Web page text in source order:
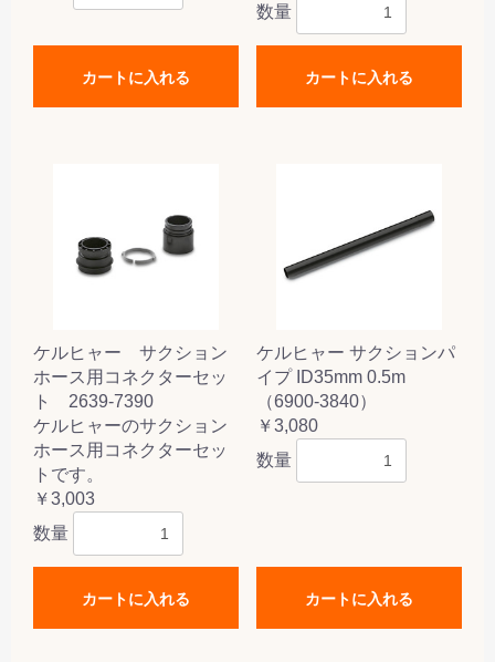
カートに入れる
数量
カートに入れる
ケルヒャー サクション
ホース用コネクターセッ
ト 2639-7390
ケルヒャーのサクション
ホース用コネクターセッ
トです。
￥3,003
数量
カートに入れる
ケルヒャー サクションパ
イプ ID35mm 0.5m
（6900-3840）
￥3,080
数量
カートに入れる